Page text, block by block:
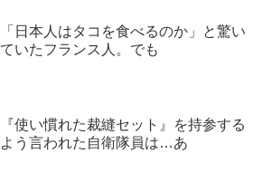
「日本人はタコを食べるのか」と驚い
ていたフランス人。でも
『使い慣れた裁縫セット』を持参する
よう言われた自衛隊員は…あ